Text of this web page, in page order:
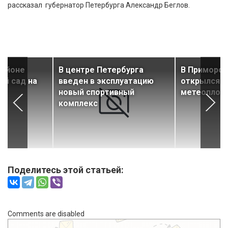
рассказал губернатор Петербурга Александр Беглов.
сад на
В центре Петербурга
введен в эксплуатацию
новый спортивный
комплекс
В
открылся
Поделитесь этой статьей:
Comments are disabled